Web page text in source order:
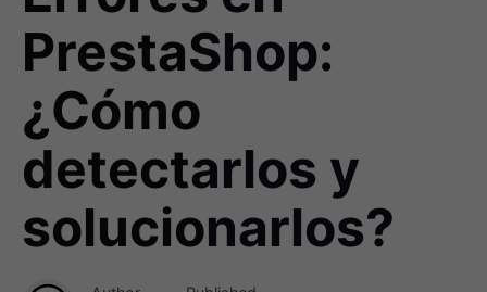
PrestaShop:
¿Cómo
detectarlos y
solucionarlos?